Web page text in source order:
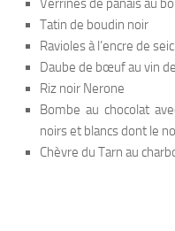
Verrines de panais au
Tatin de boudin noir
Ravioles à l’encre de
Daube de bœuf au vin
Riz noir Nerone
Bombe au chocolat
noirs et blancs dont le
Chèvre du Tarn au